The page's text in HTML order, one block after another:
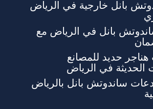
بانل خارجية في الرياض
بانل في الرياض مع
حديد للمصانع
الحديثة في الرياض
ساندوتش بانل بالرياض